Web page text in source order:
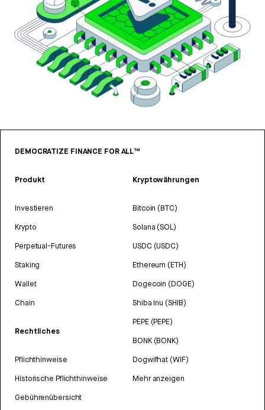
DEMOCRATIZE FINANCE FOR ALL™
Produkt
Investieren
Krypto
Perpetual-Futures
Staking
Wallet
Chain
Rechtliches
Pflichthinweise
Historische Pflichthinweise
Gebührenübersicht
Kryptowährungen
Bitcoin (BTC)
Solana (SOL)
USDC (USDC)
Ethereum (ETH)
Dogecoin (DOGE)
Shiba Inu (SHIB)
PEPE (PEPE)
BONK (BONK)
Dogwifhat (WIF)
Mehr anzeigen